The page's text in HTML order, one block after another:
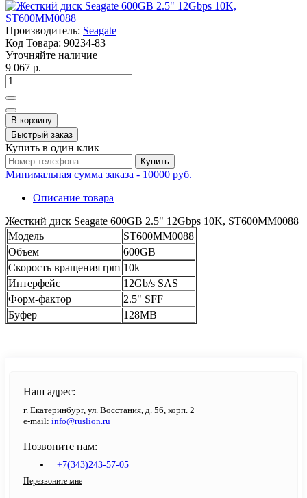
Производитель: Seagate
Код Товара: 90234-83
Уточняйте наличие
9 067 р.
В корзину
Быстрый заказ
Купить в один клик
Купить
Минимальная сумма заказа - 10000 руб.
Описание товара
Жесткий диск Seagate 600GB 2.5" 12Gbps 10K, ST600MM0088
Модель
ST600MM0088
Объем
600GB
Скорость вращения rpm 10k
Интерфейс
12Gb/s SAS
Форм-фактор
2.5" SFF
Буфер
128MB
Наш адрес:
г. Екатеринбург, ул. Восстания, д. 56, корп. 2
e-mail: info@ruslion.ru
Позвоните нам:
+7(343)243-57-05
Перезвоните мне